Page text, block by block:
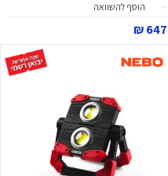
הוסף להשוואה
647 ₪